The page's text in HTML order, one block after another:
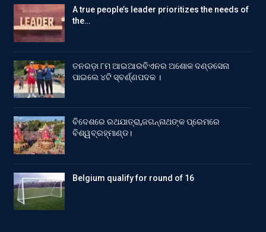
A true people’s leader prioritizes the needs of
the…
ତନରଡ଼ା ୮ମ ଆଇଆରବିଏନର ଅଶୋକ ଦଣ୍ଡସେନା
ପାଇଲେ ୪ଟି ସ୍ବର୍ଣ୍ଣପଦକ ।
ବିଦେଶରେ ରଥଯାତ୍ରା,ଜଗନ୍ନାଥଙ୍କ ପ୍ରେମରେ
ବିଶ୍ୱବ୍ରହ୍ମାଣ୍ଡ।
Belgium qualify for round of 16